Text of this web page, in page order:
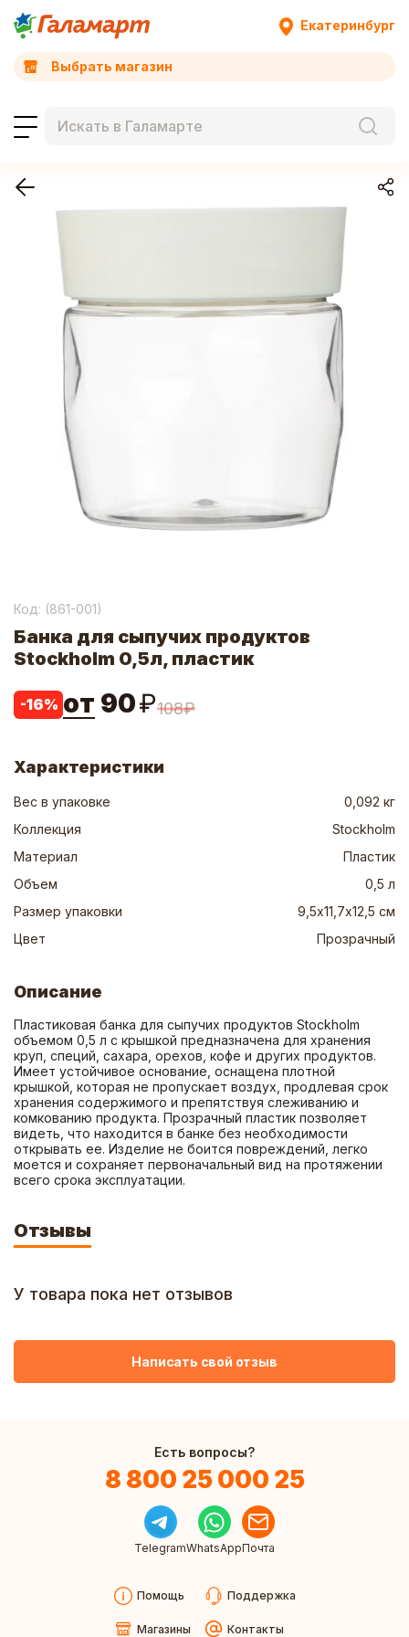
Екатеринбург
Выбрать магазин
Код: (861-001)
Банка для сыпучих продуктов
Stockholm 0,5л, пластик
-16% от 90₽108₽
Характеристики
Вес в упаковке
0,092 кг
Коллекция
Stockholm
Материал
Пластик
Объем
0,5 л
Размер упаковки
9,5х11,7х12,5 см
Цвет
Прозрачный
Описание
Пластиковая банка для сыпучих продуктов Stockholm
объемом 0,5 л с крышкой предназначена для хранения
круп, специй, сахара, орехов, кофе и других продуктов.
Имеет устойчивое основание, оснащена плотной
крышкой, которая не пропускает воздух, продлевая срок
хранения содержимого и препятствуя слеживанию и
комкованию продукта. Прозрачный пластик позволяет
видеть, что находится в банке без необходимости
открывать ее. Изделие не боится повреждений, легко
моется и сохраняет первоначальный вид на протяжении
всего срока эксплуатации.
Отзывы
У товара пока нет отзывов
Написать свой отзыв
Есть вопросы?
8 800 25 000 25
TelegramWhatsAppПочта
Помощь Поддержка
Магазины Контакты